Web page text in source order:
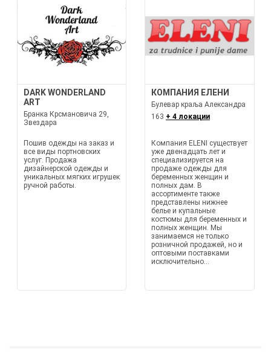
DARK WONDERLAND
ART
Бранка Крсмановича 29,
Звездара
Пошив одежды на заказ и
все виды портновских
услуг. Продажа
дизайнерской одежды и
уникальных мягких игрушек
ручной работы.
КОМПАНИЯ ЕЛЕНИ
Булевар краља Александра
163 + 4 локации
Компания ELENI существует
уже двенадцать лет и
специализируется на
продаже одежды для
беременных женщин и
полных дам. В
ассортименте также
представлены нижнее
белье и купальные
костюмы для беременных и
полных женщин. Мы
занимаемся не только
розничной продажей, но и
оптовыми поставками
исключительно...